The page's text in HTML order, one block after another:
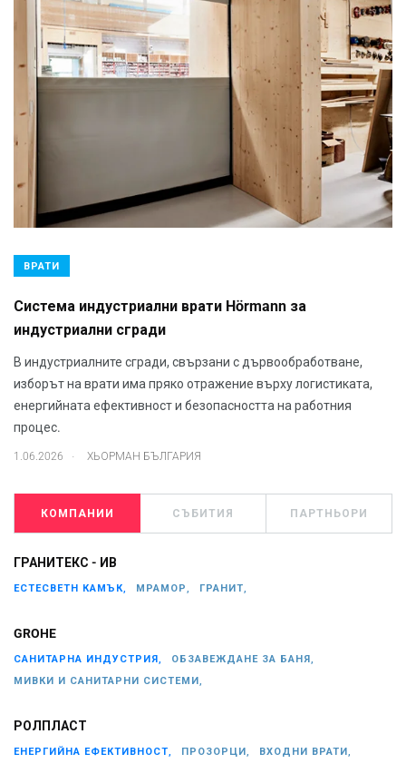
ВРАТИ
Система индустриални врати Hörmann за
индустриални сгради
В индустриалните сгради, свързани с дървообработване,
изборът на врати има пряко отражение върху логистиката,
енергийната ефективност и безопасността на работния
процес.
1.06.2026 . ХЬОРМАН БЪЛГАРИЯ
КОМПАНИИ СЪБИТИЯ ПАРТНЬОРИ
ГРАНИТЕКС - ИВ
ЕСТЕСВЕТН КАМЪК, МРАМОР, ГРАНИТ,
GROHE
САНИТАРНА ИНДУСТРИЯ,
ОБЗАВЕЖДАНЕ ЗА БАНЯ,
МИВКИ И САНИТАРНИ СИСТЕМИ,
РОЛПЛАСТ
ЕНЕРГИЙНА ЕФЕКТИВНОСТ, ПРОЗОРЦИ, ВХОДНИ ВРАТИ,